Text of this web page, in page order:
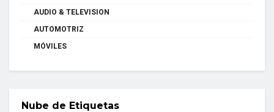
AUDIO & TELEVISION
AUTOMOTRIZ
MÓVILES
Nube de Etiquetas